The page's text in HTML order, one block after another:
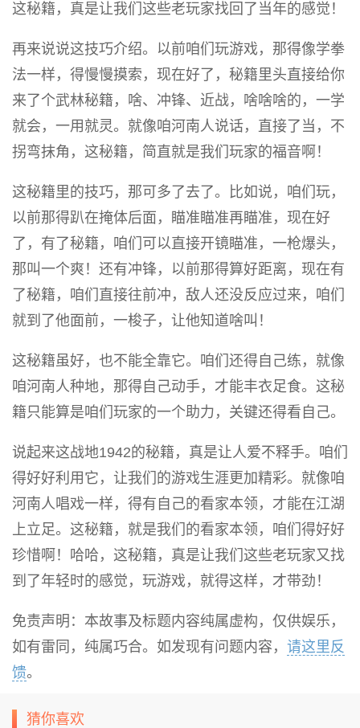
这秘籍，真是让我们这些老玩家找回了当年的感觉！
再来说说这技巧介绍。以前咱们玩游戏，那得像学拳
法一样，得慢慢摸索，现在好了，秘籍里头直接给你
来了个武林秘籍，啥、冲锋、近战，啥啥啥的，一学
就会，一用就灵。就像咱河南人说话，直接了当，不
拐弯抹角，这秘籍，简直就是我们玩家的福音啊！
这秘籍里的技巧，那可多了去了。比如说，咱们玩，
以前那得趴在掩体后面，瞄准瞄准再瞄准，现在好
了，有了秘籍，咱们可以直接开镜瞄准，一枪爆头，
那叫一个爽！还有冲锋，以前那得算好距离，现在有
了秘籍，咱们直接往前冲，敌人还没反应过来，咱们
就到了他面前，一梭子，让他知道啥叫！
这秘籍虽好，也不能全靠它。咱们还得自己练，就像
咱河南人种地，那得自己动手，才能丰衣足食。这秘
籍只能算是咱们玩家的一个助力，关键还得看自己。
说起来这战地1942的秘籍，真是让人爱不释手。咱们
得好好利用它，让我们的游戏生涯更加精彩。就像咱
河南人唱戏一样，得有自己的看家本领，才能在江湖
上立足。这秘籍，就是我们的看家本领，咱们得好好
珍惜啊！哈哈，这秘籍，真是让我们这些老玩家又找
到了年轻时的感觉，玩游戏，就得这样，才带劲！
免责声明：本故事及标题内容纯属虚构，仅供娱乐，
如有雷同，纯属巧合。如发现有问题内容， 请这里反
馈。
猜你喜欢